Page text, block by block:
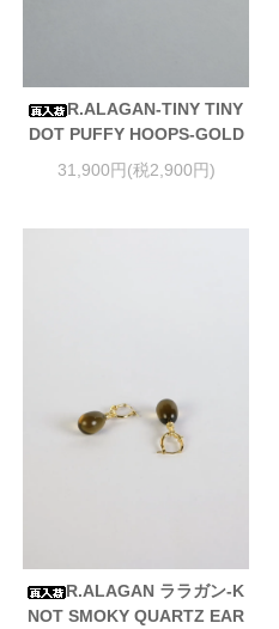
R.ALAGAN-TINY TINY
DOT PUFFY HOOPS-GOLD
31,900円(税2,900円)
R.ALAGAN ララガン-K
NOT SMOKY QUARTZ EAR